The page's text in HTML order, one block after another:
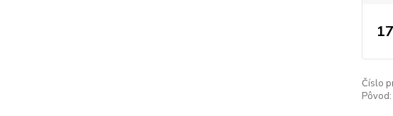
Číslo
Pôvod: